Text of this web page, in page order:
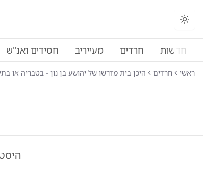
החלפת מצב תצוגה
חדשות חרדים מעייריב חסידים ואנ"ש
ראשי חרדים היכן בית מדרשו של יהושע בן נון - בטבריה או